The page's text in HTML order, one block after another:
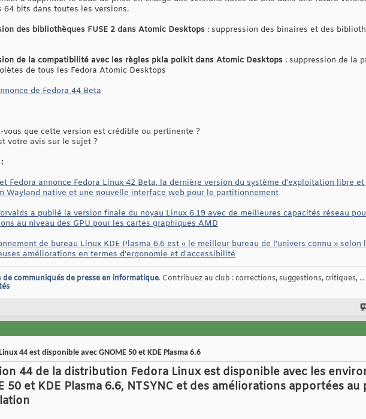
64 bits dans toutes les versions.
des bibliothèques FUSE 2 dans Atomic Desktops : suppression des binaires et des
de la compatibilité avec les règles pkla polkit dans Atomic Desktops : suppression de la
de tous les Fedora Atomic Desktops
de Fedora 44 Beta
vous que cette version est crédible ou pertinente ?
votre avis sur le sujet ?
Fedora annonce Fedora Linux 42 Beta, la dernière version du système d'exploitation libre et
Wayland native et une nouvelle interface web pour le partitionnement
a publié la version finale du noyau Linux 6.19 avec de meilleures capacités réseau
au niveau des GPU pour les cartes graphiques AMD
de bureau Linux KDE Plasma 6.6 est « le meilleur bureau de l'univers connu » selon
améliorations en termes d'ergonomie et d'accessibilité
de communiqués de presse en informatique. Contribuez au club : corrections, suggestions, critiques, ...
44 est disponible avec GNOME 50 et KDE Plasma 6.6
44 de la distribution Fedora Linux est disponible avec les
50 et KDE Plasma 6.6, NTSYNC et des améliorations apportées